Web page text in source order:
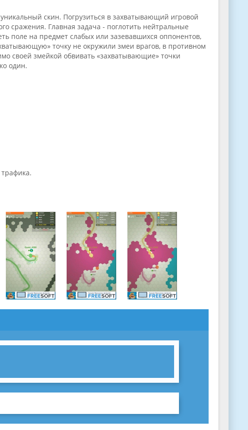
скин. Погрузиться в захватывающий игровой
сражения. Главная задача - поглотить нейтральные
поле на предмет слабых или зазевавшихся оппонентов,
точку не окружили змеи врагов, в противном
своей змейкой обвивать «захватывающие» точки
один.